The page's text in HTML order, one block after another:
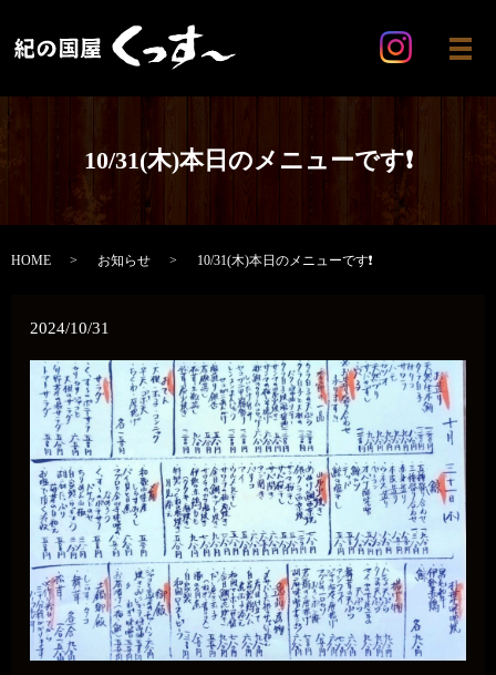
メ
10/31(木)本日のメニューです❗️
HOME お知らせ 10/31(木)本日のメニューです❗️
2024/10/31